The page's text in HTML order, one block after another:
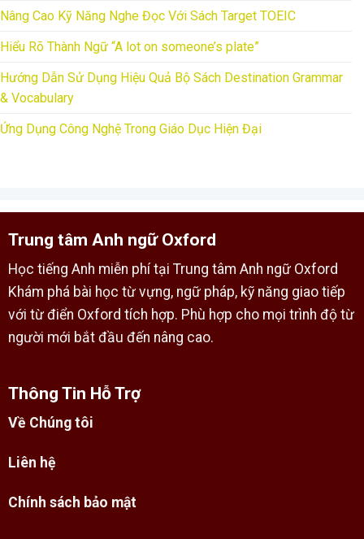
Nâng Cao Kỹ Năng Nghe Đọc Với Sách Target TOEIC
Hiểu Rõ Thành Ngữ “A lot on someone’s plate”
Hướng Dẫn Sử Dụng Hiệu Quả Bộ Sách Destination Grammar
& Vocabulary
Ứng Dụng Công Nghệ Trong Giáo Dục Hiện Đại
Trung tâm Anh ngữ Oxford
Học tiếng Anh miễn phí tại Trung tâm Anh ngữ Oxford
Khám phá bài học từ vựng, ngữ pháp, kỹ năng giao tiếp
với từ điển Oxford tích hợp. Phù hợp cho mọi trình độ từ
người mới bắt đầu đến nâng cao.
Thông Tin Hỗ Trợ
Về Chúng tôi
Liên hệ
Chính sách bảo mật